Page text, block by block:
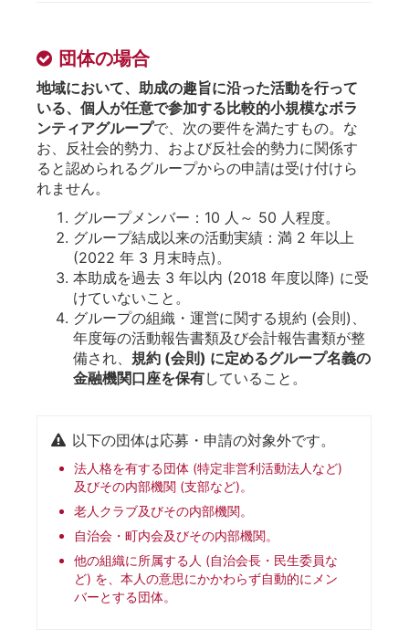
団体の場合
地域において、助成の趣旨に沿った活動を行って
いる、個人が任意で参加する比較的小規模なボラ
ンティアグループで、次の要件を満たすもの。な
お、反社会的勢力、および反社会的勢力に関係す
ると認められるグループからの申請は受け付けら
れません。
グループメンバー：10 人～ 50 人程度。
グループ結成以来の活動実績：満 2 年以上
(2022 年 3 月末時点)。
本助成を過去 3 年以内 (2018 年度以降) に受
けていないこと。
グループの組織・運営に関する規約 (会則)、
年度毎の活動報告書類及び会計報告書類が整
備され、 規約 (会則) に定めるグループ名義の
金融機関口座を保有していること。
以下の団体は応募・申請の対象外です。
法人格を有する団体 (特定非営利活動法人など)
及びその内部機関 (支部など)。
老人クラブ及びその内部機関。
自治会・町内会及びその内部機関。
他の組織に所属する人 (自治会長・民生委員な
ど) を、本人の意思にかかわらず自動的にメン
バーとする団体。